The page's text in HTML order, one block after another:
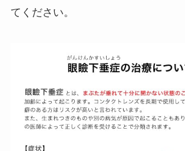
てください。